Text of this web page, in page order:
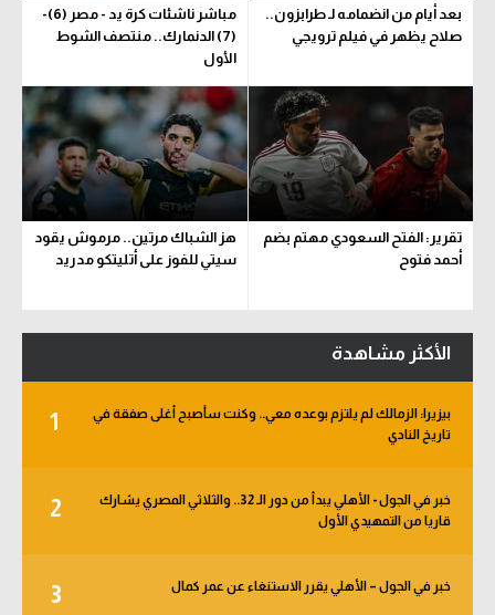
بعد أيام من انضمامه لـ طرابزون..
صلاح يظهر في فيلم ترويجي
مباشر ناشئات كرة يد - مصر (6)-
(7) الدنمارك.. منتصف الشوط
الأول
تقرير: الفتح السعودي مهتم بضم
أحمد فتوح
هز الشباك مرتين.. مرموش يقود
سيتي للفوز على أتليتكو مدريد
الأكثر مشاهدة
1
بيزيرا: الزمالك لم يلتزم بوعده معي.. وكنت سأصبح أغلى صفقة في
تاريخ النادي
2
خبر في الجول - الأهلي يبدأ من دور الـ 32.. والثلاثي المصري يشارك
قاريا من التمهيدي الأول
3 خبر في الجول – الأهلي يقرر الاستنغاء عن عمر كمال